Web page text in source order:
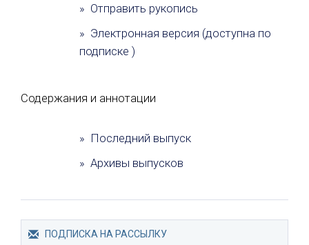
» Отправить рукопись
» Электронная версия (доступна по
подписке )
Содержания и аннотации
» Последний выпуск
» Архивы выпусков
ПОДПИСКА НА РАССЫЛКУ